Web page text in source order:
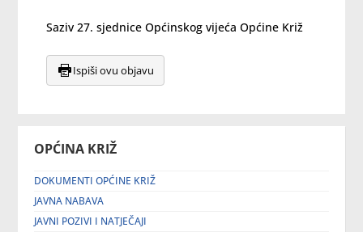
OPĆINA KRIŽ
DOKUMENTI OPĆINE KRIŽ
JAVNA NABAVA
JAVNI POZIVI I NATJEČAJI
Saziv 27. sjednice Općinskog vijeća Općine Križ
Ispiši ovu objavu